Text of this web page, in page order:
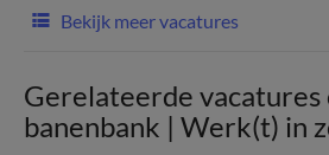
Bekijk meer vacatures
Gerelateerde vacatures
banenbank | Werk(t) in